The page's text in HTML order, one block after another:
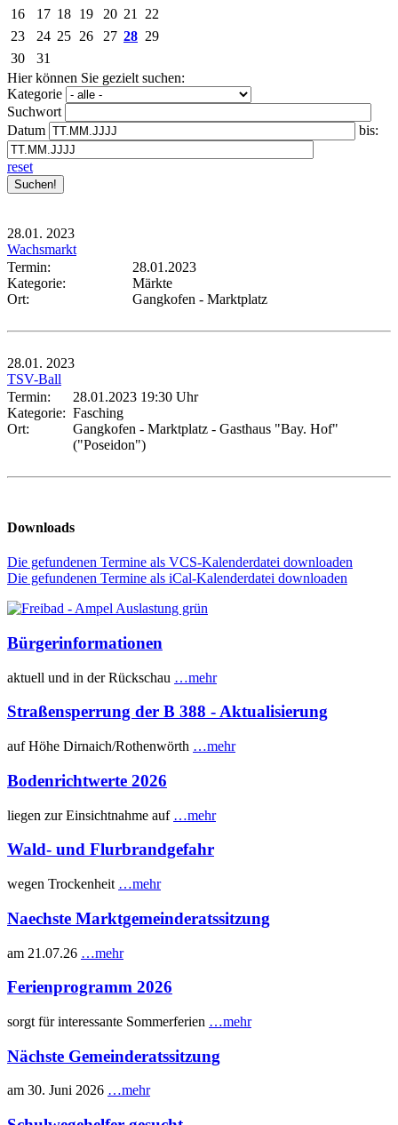
16
17 18 19 20 21
22
23
24 25 26 27 28 29
30
31
Hier können Sie gezielt suchen:
Kategorie
Suchwort
Datum
bis:
reset
28.01. 2023
Wachsmarkt
Termin:
28.01.2023
Kategorie:
Märkte
Ort:
Gangkofen - Marktplatz
28.01. 2023
TSV-Ball
Termin:
28.01.2023 19:30 Uhr
Kategorie: Fasching
Ort:
Gangkofen - Marktplatz - Gasthaus "Bay. Hof"
("Poseidon")
Downloads
Die gefundenen Termine als VCS-Kalenderdatei downloaden
Die gefundenen Termine als iCal-Kalenderdatei downloaden
Bürgerinformationen
aktuell und in der Rückschau …mehr
Straßensperrung der B 388 - Aktualisierung
auf Höhe Dirnaich/Rothenwörth …mehr
Bodenrichtwerte 2026
liegen zur Einsichtnahme auf …mehr
Wald- und Flurbrandgefahr
wegen Trockenheit …mehr
Naechste Marktgemeinderatssitzung
am 21.07.26 …mehr
Ferienprogramm 2026
sorgt für interessante Sommerferien …mehr
Nächste Gemeinderatssitzung
am 30. Juni 2026 …mehr